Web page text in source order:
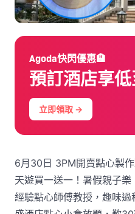
Agoda快閃優惠🏨
預訂酒店享
立即領取 →
6月30日 3PM開賣點心製
天遊買一送一！暑假親子
經驗點心師傅教授，趣味